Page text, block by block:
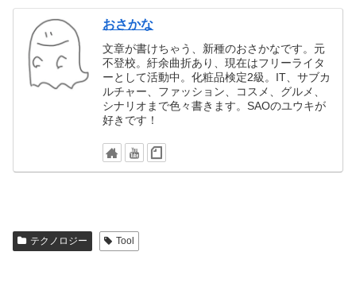
おさかな
文章が書けちゃう、新種のおさかなです。元
不登校。紆余曲折あり、現在はフリーライタ
ーとして活動中。化粧品検定2級。IT、サブカ
ルチャー、ファッション、コスメ、グルメ、
シナリオまで色々書きます。SAOのユウキが
好きです！
テクノロジー Tool